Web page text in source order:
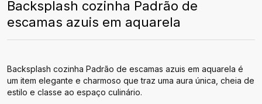
Backsplash cozinha Padrão de
escamas azuis em aquarela
Backsplash cozinha Padrão de escamas azuis em aquarela é
um item elegante e charmoso que traz uma aura única, cheia de
estilo e classe ao espaço culinário.